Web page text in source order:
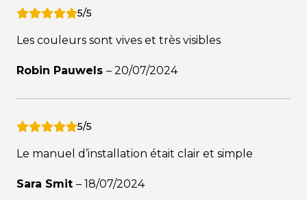
5/5
Les couleurs sont vives et très visibles
Robin Pauwels – 20/07/2024
5/5
Le manuel d’installation était clair et simple
Sara Smit – 18/07/2024